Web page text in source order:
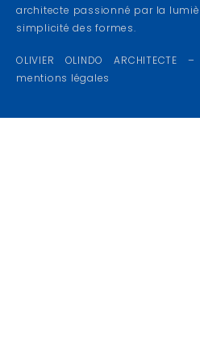
architecte passionné par la
simplicité des formes.
OLIVIER OLINDO
mentions légales